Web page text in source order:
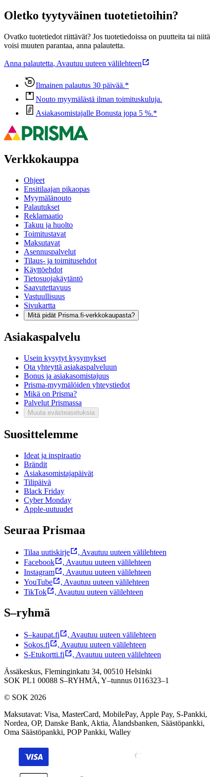
Oletko tyytyväinen tuotetietoihin?
Ovatko tuotetiedot riittävät? Jos tuotetiedoissa on puutteita tai niitä
voisi muuten parantaa, anna palautetta.
Anna palautetta, Avautuu uuteen välilehteen
Ilmainen palautus 30 päivää.*
Nouto myymälästä ilman toimituskuluja.
Asiakasomistajalle Bonusta jopa 5 %.*
Verkkokauppa
Ohjeet
Ensitilaajan pikaopas
Myymälänouto
Palautukset
Reklamaatio
Takuu ja huolto
Toimitustavat
Maksutavat
Asennuspalvelut
Tilaus- ja toimitusehdot
Käyttöehdot
Tietosuojakäytäntö
Saavutettavuus
Vastuullisuus
Sivukartta
Mitä pidät Prisma.fi-verkkokaupasta?
Asiakaspalvelu
Usein kysytyt kysymykset
Ota yhteyttä asiakaspalveluun
Bonus ja asiakasomistajuus
Prisma-myymälöiden yhteystiedot
Mikä on Prisma?
Palvelut Prismassa
Muuta evästeasetuksia
Suosittelemme
Ideat ja inspiraatio
Brändit
Asiakasomistajapäivät
Tilipäivä
Black Friday
Cyber Monday
Apple-uutuudet
Seuraa Prismaa
Tilaa uutiskirje , Avautuu uuteen välilehteen
Facebook
, Avautuu uuteen välilehteen
Instagram
, Avautuu uuteen välilehteen
YouTube
, Avautuu uuteen välilehteen
TikTok
, Avautuu uuteen välilehteen
S–ryhmä
S–kaupat.fi , Avautuu uuteen välilehteen
Sokos.fi
, Avautuu uuteen välilehteen
S-Etukortti.fi
, Avautuu uuteen välilehteen
Ässäkeskus, Fleminginkatu 34, 00510 Helsinki
SOK PL1 00088 S–RYHMÄ, Y–tunnus 0116323–1
© SOK 2026
Maksutavat: Visa, MasterCard, MobilePay, Apple Pay, S-Pankki,
Nordea, OP, Danske Bank, Aktia, Ålandsbanken, Säästöpankki,
Oma Säästöpankki, POP Pankki, Walley